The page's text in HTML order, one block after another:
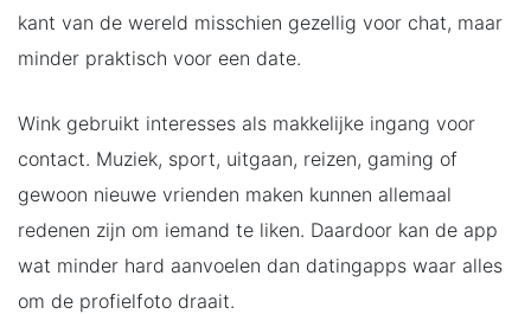
kant van de wereld misschien gezellig voor chat, maar
minder praktisch voor een date.
Wink gebruikt interesses als makkelijke ingang voor
contact. Muziek, sport, uitgaan, reizen, gaming of
gewoon nieuwe vrienden maken kunnen allemaal
redenen zijn om iemand te liken. Daardoor kan de app
wat minder hard aanvoelen dan datingapps waar alles
om de profielfoto draait.